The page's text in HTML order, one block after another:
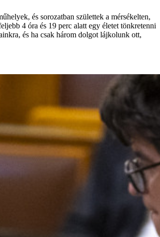
és sorozatban születtek a mérsékelten,
4 óra és 19 perc alatt egy életet tönkretenni
és ha csak három dolgot lájkolunk ott,